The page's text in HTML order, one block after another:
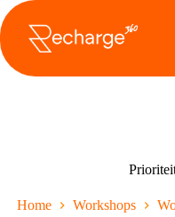
Overslaan
naar
inhoud
Home Workshops